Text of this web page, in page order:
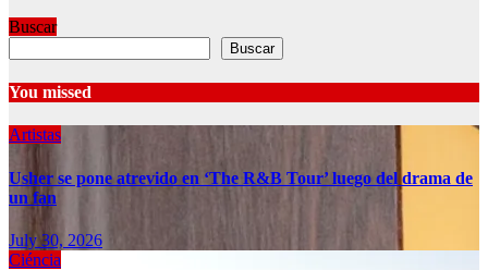
Buscar
Buscar
You missed
Artistas
Usher se pone atrevido en ‘The R&B Tour’ luego del drama de
un fan
July 30, 2026
Ciéncia